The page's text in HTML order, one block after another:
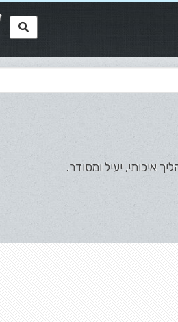
איכותי, יעיל ומסודר.